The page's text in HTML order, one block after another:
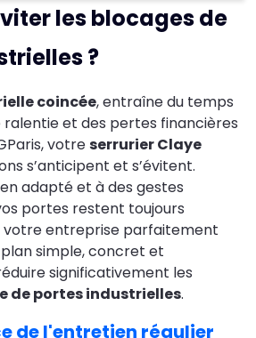
les blocages de
?
coincée, entraîne du temps
et des pertes financières
votreserrurier Claye
s’anticipent et s’évitent.
adapté et à des gestes
portes restent toujours
entreprise parfaitement
simple, concret et
significativement les
de portes industrielles.
de l'entretien régulier